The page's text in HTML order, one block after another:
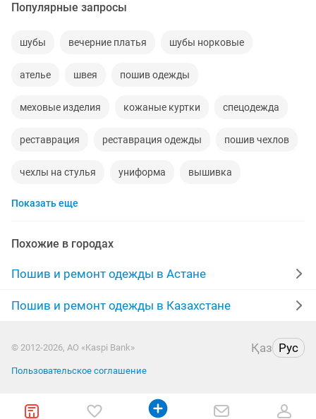
Популярные запросы
шубы вечерние платья шубы норковые
ателье швея пошив одежды
меховые изделия кожаные куртки спецодежда
реставрация реставрация одежды пошив чехлов
чехлы на стулья униформа вышивка
индивидуальный пошив
меховые шапки ростовая кукла
ремонт швейных машин скатерть шапки норки
женская одежда пошив спецодежды
качественно
Показать еще
Похожие в городах
Пошив и ремонт одежды в Астане
Пошив и ремонт одежды в Казахстане
© 2012-2026, АО «Kaspi Bank» Қаз Рус
Пользовательское соглашение